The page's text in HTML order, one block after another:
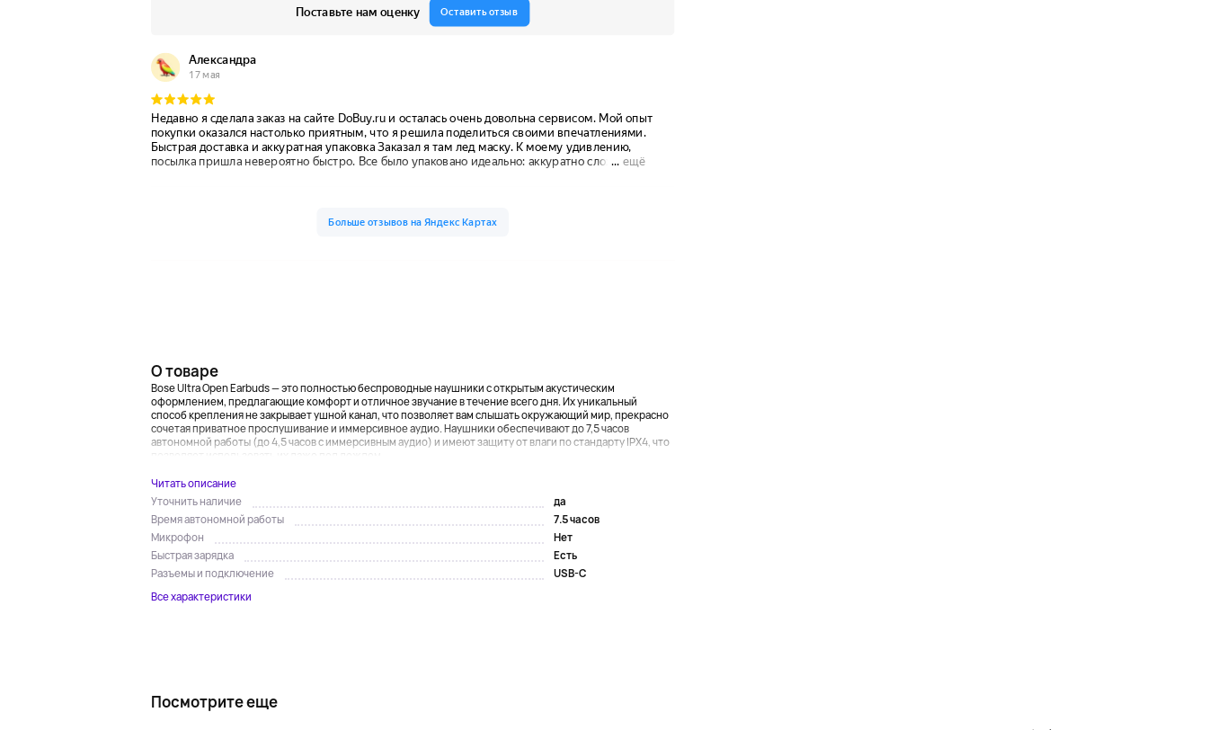
О товаре
Bose Ultra Open Earbuds — это полностью беспроводные наушники с открытым акустическим
оформлением, предлагающие комфорт и отличное звучание в течение всего дня. Их уникальный
способ крепления не закрывает ушной канал, что позволяет вам слышать окружающий мир, прекрасно
сочетая приватное прослушивание и иммерсивное аудио. Наушники обеспечивают до 7,5 часов
автономной работы (до 4,5 часов с иммерсивным аудио) и имеют защиту от влаги по стандарту IPX4, что
Читать описание
Уточнить наличие
да
Время автономной работы
7.5 часов
Микрофон
Нет
Быстрая зарядка
Есть
Разъемы и подключение
USB-C
Все характеристики
Посмотрите еще